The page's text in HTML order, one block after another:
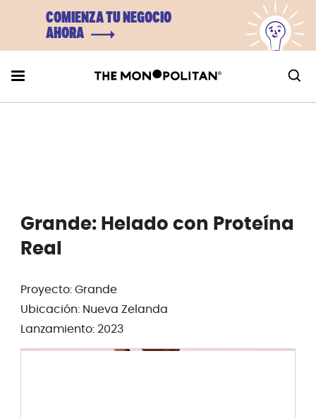
COMIENZA TU NEGOCIO
AHORA
Grande: Helado con Proteína
Real
Proyecto: Grande
Ubicación: Nueva Zelanda
Lanzamiento: 2023